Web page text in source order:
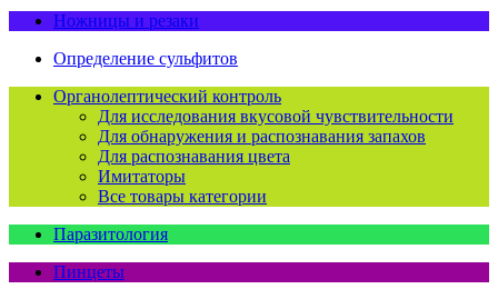
Ножницы и резаки
Определение сульфитов
Органолептический контроль
Для исследования вкусовой чувствительности
Для обнаружения и распознавания запахов
Для распознавания цвета
Имитаторы
Все товары категории
Паразитология
Пинцеты